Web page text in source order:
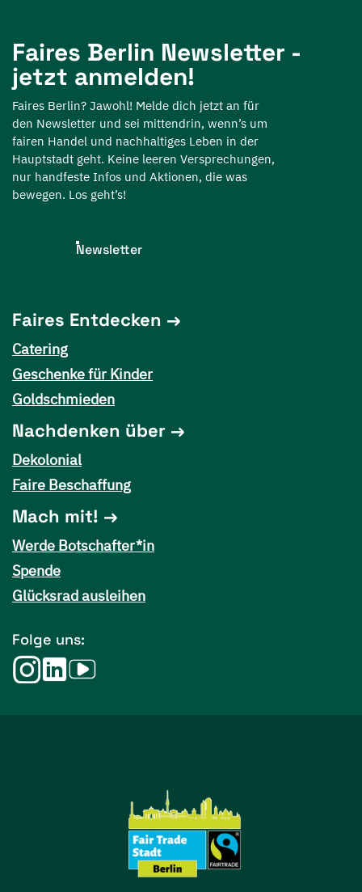
Faires Berlin Newsletter -
jetzt anmelden!
Faires Berlin? Jawohl! Melde dich jetzt an für
den Newsletter und sei mittendrin, wenn’s um
fairen Handel und nachhaltiges Leben in der
Hauptstadt geht. Keine leeren Versprechungen,
nur handfeste Infos und Aktionen, die was
bewegen. Los geht’s!
Newsletter
Faires Entdecken
Catering
Geschenke für Kinder
Goldschmieden
Nachdenken über
Dekolonial
Faire Beschaffung
Mach mit!
Werde Botschafter*in
Spende
Glücksrad ausleihen
Folge uns: